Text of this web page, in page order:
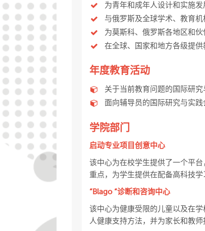
为青年和成年人设计和实施发
与俄罗斯及全球学术、教育
为莫斯科、俄罗斯各地区和
在全球、国家和地方各级提
年度教育活动
关于当前教育问题的国际研究
面向辅导员的国际研究与实践
学院部门
启动专业项目创意中心
该中心为在校学生提供了一个平
重点，为学生提供在配备高科技
“Blago “诊断和咨询中心
该中心为健康受限的儿童以及在
人健康支持方法，并为家长和教师